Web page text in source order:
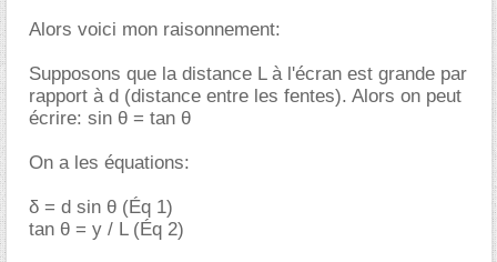
Alors voici mon raisonnement:
Supposons que la distance L à l'écran est grande par
rapport à d (distance entre les fentes). Alors on peut
écrire: sin θ = tan θ
On a les équations:
δ = d sin θ (Éq 1)
tan θ = y / L (Éq 2)